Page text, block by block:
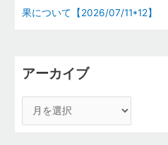
果について【2026/07/11*12】
アーカイブ